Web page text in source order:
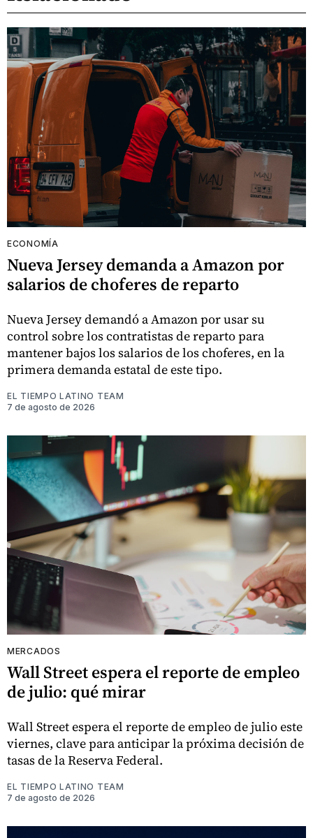
ECONOMÍA
Nueva Jersey demanda a Amazon por
salarios de choferes de reparto
Nueva Jersey demandó a Amazon por usar su
control sobre los contratistas de reparto para
mantener bajos los salarios de los choferes, en la
primera demanda estatal de este tipo.
EL TIEMPO LATINO TEAM
7 de agosto de 2026
MERCADOS
Wall Street espera el reporte de empleo
de julio: qué mirar
Wall Street espera el reporte de empleo de julio este
viernes, clave para anticipar la próxima decisión de
tasas de la Reserva Federal.
EL TIEMPO LATINO TEAM
7 de agosto de 2026